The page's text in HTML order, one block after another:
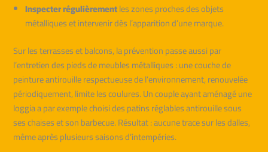
Inspecter régulièrementles zones proches des objets
métalliques et intervenir dès l’apparition d’une marque.
Sur les terrasses et balcons, la prévention passe aussi par
l’entretien des pieds de meubles métalliques : une couche de
peinture antirouille respectueuse de l’environnement, renouvelée
périodiquement, limite les coulures. Un couple ayant aménagé une
loggia a par exemple choisi des patins réglables antirouille sous
ses chaises et son barbecue. Résultat : aucune trace sur les dalles,
même après plusieurs saisons d’intempéries.